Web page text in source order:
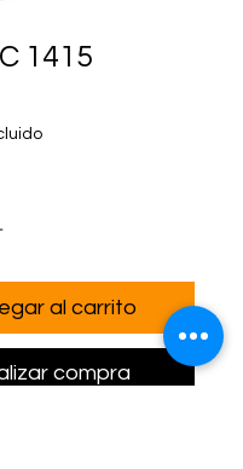
1415
al carrito
compra